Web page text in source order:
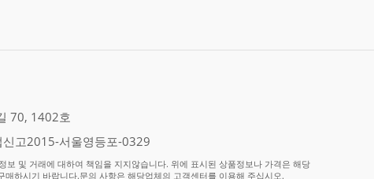
70, 1402호
고2015-서울영등포-0329
및 거래에 대하여 책임을 지지않습니다. 위에 표시된 상품정보나 가격은 해당
하시기 바랍니다.문의 사항은 해당업체의 고객센터를 이용해 주십시오.